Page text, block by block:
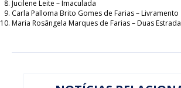
Jucilene Leite – Imaculada
Carla Palloma Brito Gomes de Farias – Livramento
Maria Rosângela Marques de Farias – Duas